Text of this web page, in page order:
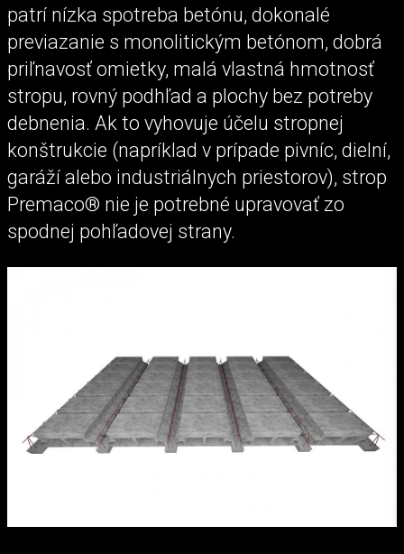
patrí nízka spotreba betónu, dokonalé
previazanie s monolitickým betónom, dobrá
priľnavosť omietky, malá vlastná hmotnosť
stropu, rovný podhľad a plochy bez potreby
debnenia. Ak to vyhovuje účelu stropnej
konštrukcie (napríklad v prípade pivníc, dielní,
garáží alebo industriálnych priestorov), strop
Premaco® nie je potrebné upravovať zo
spodnej pohľadovej strany.